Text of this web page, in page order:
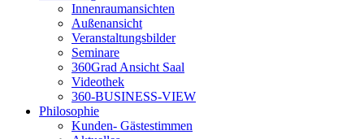
Innenraumansichten
Außenansicht
Veranstaltungsbilder
Seminare
360Grad Ansicht Saal
Videothek
360-BUSINESS-VIEW
Philosophie
Kunden- Gästestimmen